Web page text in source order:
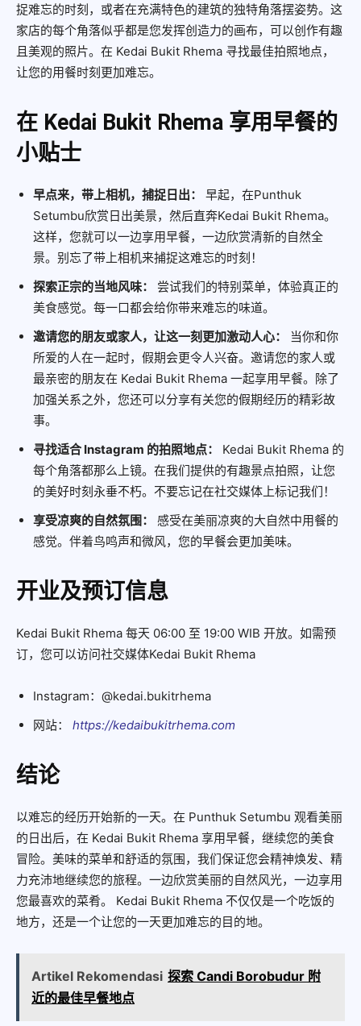
捉难忘的时刻，或者在充满特色的建筑的独特角落摆姿势。这
家店的每个角落似乎都是您发挥创造力的画布，可以创作有趣
且美观的照片。在 Kedai Bukit Rhema 寻找最佳拍照地点，
让您的用餐时刻更加难忘。
在 Kedai Bukit Rhema 享用早餐的
小贴士
早点来，带上相机，捕捉日出：
早起，在Punthuk
Setumbu欣赏日出美景，然后直奔Kedai Bukit Rhema。
这样，您就可以一边享用早餐，一边欣赏清新的自然全
景。别忘了带上相机来捕捉这难忘的时刻！
探索正宗的当地风味：
尝试我们的特别菜单，体验真正的
美食感觉。每一口都会给你带来难忘的味道。
邀请您的朋友或家人，让这一刻更加激动人心：
当你和你
所爱的人在一起时，假期会更令人兴奋。邀请您的家人或
最亲密的朋友在 Kedai Bukit Rhema 一起享用早餐。除了
加强关系之外，您还可以分享有关您的假期经历的精彩故
事。
寻找适合 Instagram 的拍照地点：
Kedai Bukit Rhema 的
每个角落都那么上镜。在我们提供的有趣景点拍照，让您
的美好时刻永垂不朽。不要忘记在社交媒体上标记我们！
享受凉爽的自然氛围：
感受在美丽凉爽的大自然中用餐的
感觉。伴着鸟鸣声和微风，您的早餐会更加美味。
开业及预订信息
Kedai Bukit Rhema 每天 06:00 至 19:00 WIB 开放。如需预
订，您可以访问社交媒体Kedai Bukit Rhema
Instagram：@kedai.bukitrhema
网站： https://kedaibukitrhema.com
结论
以难忘的经历开始新的一天。在 Punthuk Setumbu 观看美丽
的日出后，在 Kedai Bukit Rhema 享用早餐，继续您的美食
冒险。美味的菜单和舒适的氛围，我们保证您会精神焕发、精
力充沛地继续您的旅程。一边欣赏美丽的自然风光，一边享用
您最喜欢的菜肴。 Kedai Bukit Rhema 不仅仅是一个吃饭的
地方，还是一个让您的一天更加难忘的目的地。
Artikel Rekomendasi 探索 Candi Borobudur 附
近的最佳早餐地点